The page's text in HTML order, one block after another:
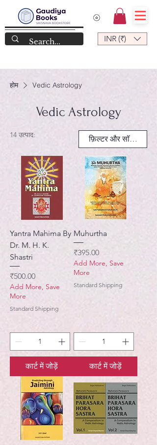
INR (₹)
होम Vedic Astrology
Vedic Astrology
14 उत्पाद: फ़िल्टर और सॉर्ट करें
Yantra Mahima By
Dr. M. H. K.
Shastri
मूल्य
₹500.00
Add More, Save
More
Standard Shipping
कार्ट में जोड़ें
Muhurtha
मूल्य
₹395.00
Add More, Save
More
Standard Shipping
कार्ट में जोड़ें